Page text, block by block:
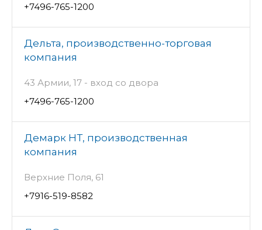
+7496-765-1200
Дельта, производственно-торговая
компания
43 Армии, 17 - вход со двора
+7496-765-1200
Демарк НТ, производственная
компания
Верхние Поля, 61
+7916-519-8582